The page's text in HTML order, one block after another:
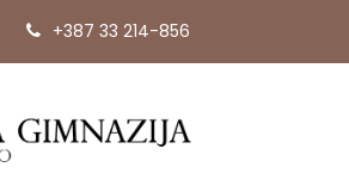
+387 33 214-856